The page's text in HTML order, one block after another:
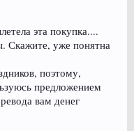
эта покупка....
Скажите, уже понятна
поэтому,
предложением
вам денег